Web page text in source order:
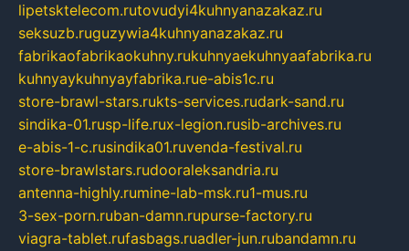
lipetsktelecom.rutovudyi4kuhnyanazakaz.ru
seksuzb.ruguzywia4kuhnyanazakaz.ru
fabrikaofabrikaokuhny.rukuhnyaekuhnyaafabrika.ru
kuhnyaykuhnyayfabrika.rue-abis1c.ru
store-brawl-stars.rukts-services.rudark-sand.ru
sindika-01.rusp-life.rux-legion.rusib-archives.ru
e-abis-1-c.rusindika01.ruvenda-festival.ru
store-brawlstars.rudooraleksandria.ru
antenna-highly.rumine-lab-msk.ru1-mus.ru
3-sex-porn.ruban-damn.rupurse-factory.ru
viagra-tablet.rufasbags.ruadler-jun.rubandamn.ru